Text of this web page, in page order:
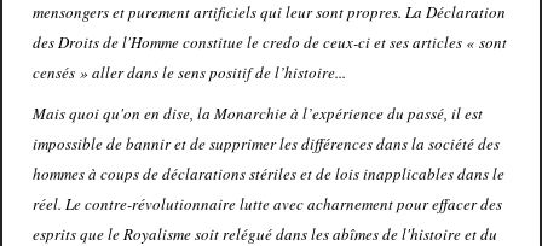
mensongers et purement artificiels qui leur sont propres. La Déclaration
des Droits de l'Homme constitue le credo de ceux-ci et ses articles « sont
censés » aller dans le sens positif de l’histoire...
Mais quoi qu'on en dise, la Monarchie à l’expérience du passé, il est
impossible de bannir et de supprimer les différences dans la société des
hommes à coups de déclarations stériles et de lois inapplicables dans le
réel. Le contre-révolutionnaire lutte avec acharnement pour effacer des
esprits que le Royalisme soit relégué dans les abîmes de l'histoire et du